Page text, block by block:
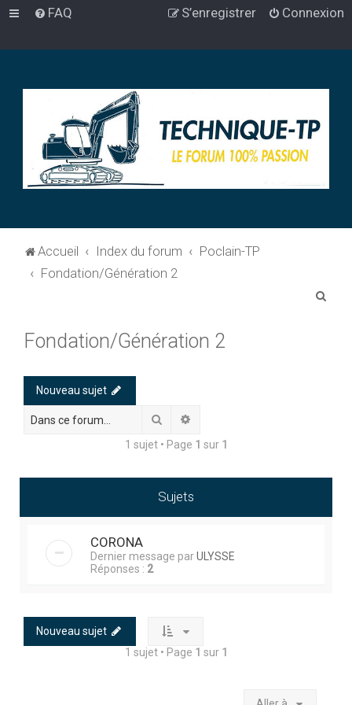
FAQ Connexion
S’enregistrer
Accueil Index du forum
Poclain-TP
Fondation/Génération 2
Fondation/Génération 2
Nouveau sujet
Rechercher
1 sujet • Page 1 sur 1
Sujets
CORONA
Dernier message parULYSSE
Réponses : 2
Nouveau sujet
1 sujet • Page 1 sur 1